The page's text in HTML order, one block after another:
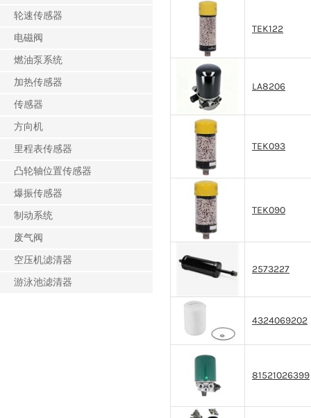
轮速传感器
电磁阀
燃油泵系统
加热传感器
传感器
方向机
里程表传感器
凸轮轴位置传感器
爆振传感器
制动系统
废气阀
空压机滤清器
游泳池滤清器
TEK122
LA8206
TEK093
TEK090
2573227
4324069202
81521026399